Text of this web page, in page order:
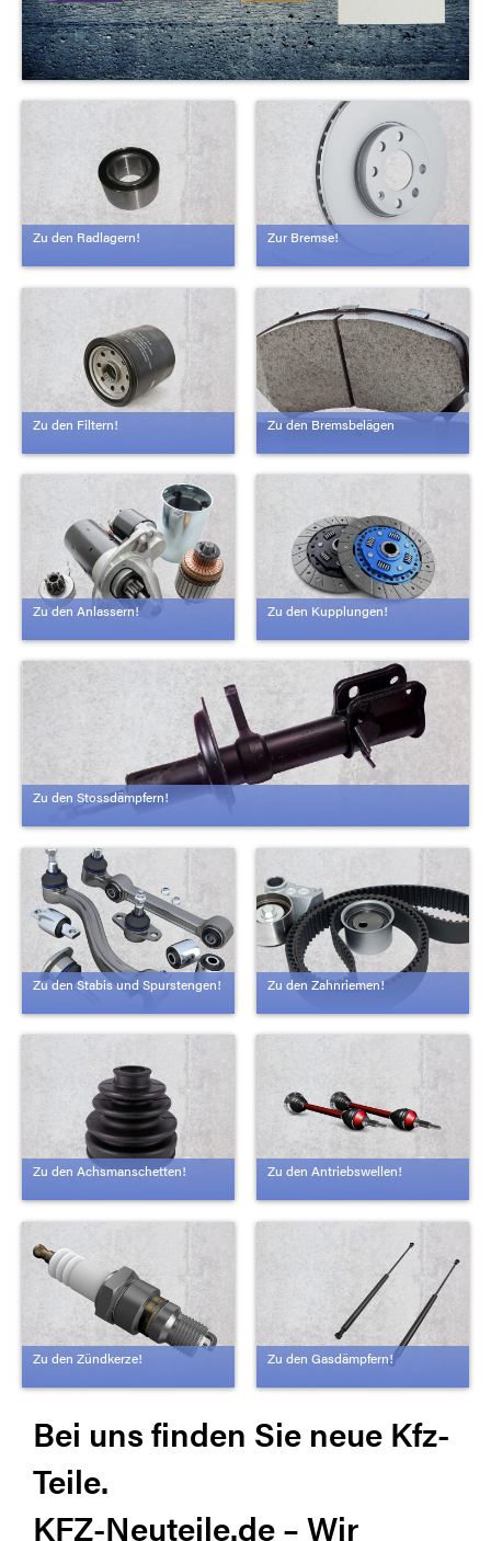
Zu den Radlagern! Zur Bremse!
Zu den Filtern! Zu den Bremsbelägen
Zu den Anlassern! Zu den Kupplungen!
Zu den Stossdämpfern!
Zu den Stabis und Spurstengen! Zu den Zahnriemen!
Zu den Achsmanschetten! Zu den Antriebswellen!
Zu den Zündkerze! Zu den Gasdämpfern!
Bei uns finden Sie neue Kfz-
Teile.
KFZ-Neuteile.de – Wir